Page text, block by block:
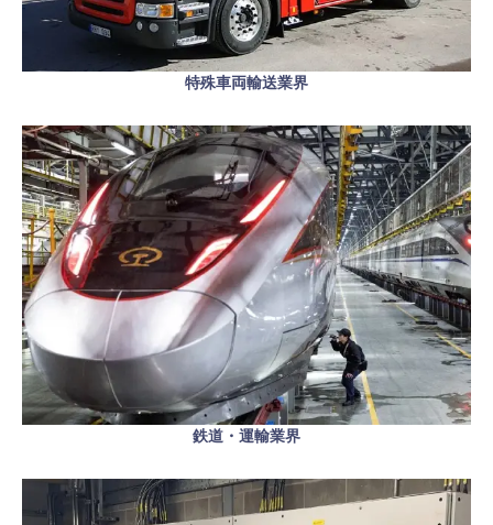
特殊車両輸送業界
鉄道・運輸業界